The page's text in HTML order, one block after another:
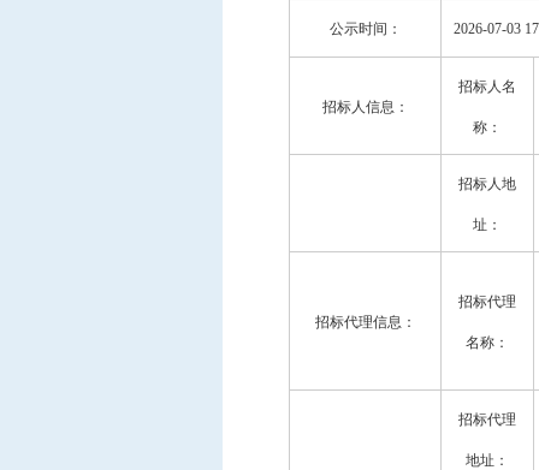
公示时间： 2026-07-03
招标人信息：
招标人名
称：
招标人地
址：
招标代理信息：
招标代理
名称：
招标代理
地址：